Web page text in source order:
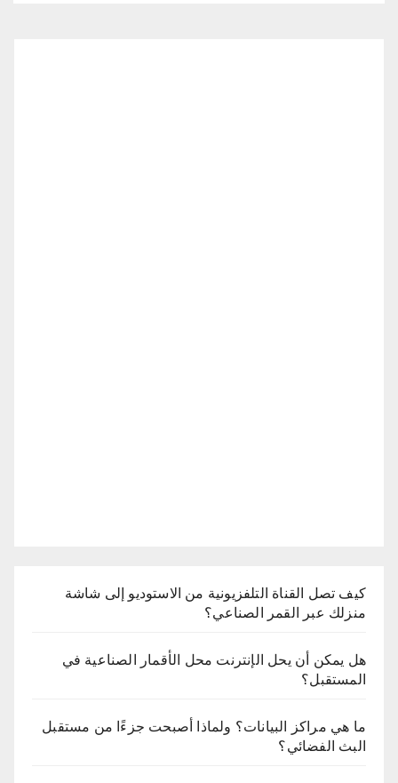
كيف تصل القناة التلفزيونية من الاستوديو إلى شاشة
منزلك عبر القمر الصناعي؟
هل يمكن أن يحل الإنترنت محل الأقمار الصناعية في
المستقبل؟
ما هي مراكز البيانات؟ ولماذا أصبحت جزءًا من مستقبل
البث الفضائي؟